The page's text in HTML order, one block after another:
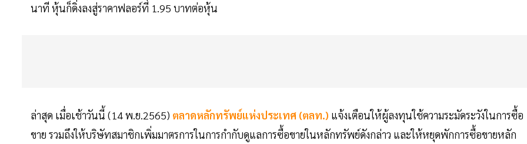
นาที หุ้นก็ดิ่งลงสู่ราคาฟลอร์ที่ 1.95 บาทต่อหุ้น
ล่าสุด เมื่อเช้าวันนี้ (14 พ.ย.2565) ตลาดหลักทรัพย์แห่งประเทศ (ตลท.) แจ้งเตือนให้ผู้ลงทุนใช้ความระมัดระวังในการซื้อ
ขาย รวมถึงให้บริษัทสมาชิกเพิ่มมาตรการในการกำกับดูแลการซื้อขายในหลักทรัพย์ดังกล่าว และให้หยุดพักการซื้อขายหลัก